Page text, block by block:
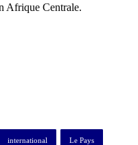
Afrique Centrale.
international Le Pays